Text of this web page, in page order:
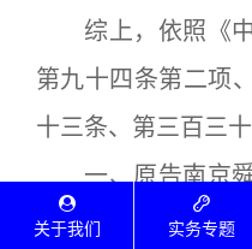
综上，依照《中
第九十四条第二项
十三条、第三百三
一、原告南京舜
司与被告智狗数据
关于我们 实务专题